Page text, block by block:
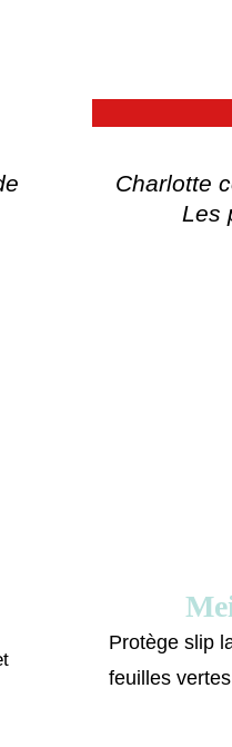
Charlotte
Les
Protège slip
feuilles vertes